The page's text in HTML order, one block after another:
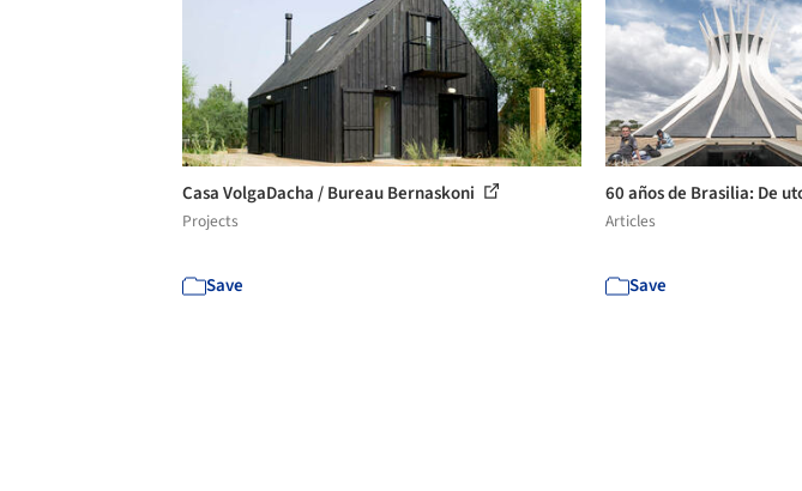
Casa VolgaDacha / Bureau Bernaskoni
Projects
Save
60 años de Brasilia: De
Articles
Save